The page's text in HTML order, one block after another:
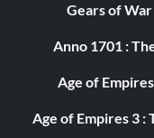
Gears of
Anno 1701 :
Age of
Age of Empires 3 :